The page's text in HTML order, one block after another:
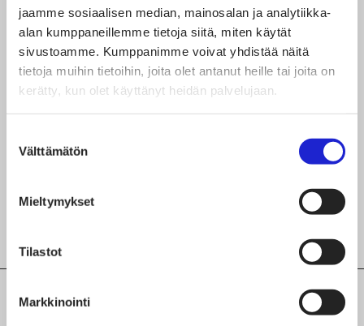
jaamme sosiaalisen median, mainosalan ja analytiikka-
alan kumppaneillemme tietoja siitä, miten käytät
sivustoamme. Kumppanimme voivat yhdistää näitä
tietoja muihin tietoihin, joita olet antanut heille tai joita on
kerätty, kun olet käyttänyt heidän palvelujaan.
valinta
Välttämätön
Mieltymykset
Tilastot
Markkinointi
sähköpostitse osoitteestayritysneuvonta.lupa-
asiakkaat@tulli.fi
Jaa artikkeli